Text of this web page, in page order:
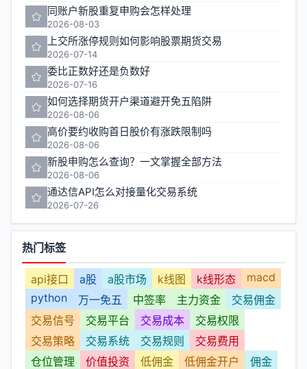
同账户新股重复申购会怎样处理
2026-08-03
上交所涨停规则如何影响股票期货交易
2026-07-14
委比正数好还是负数好
2026-07-16
如何选择期货开户渠道避开免五陷阱
2026-08-06
高价要约收购首日股价有涨跌限制吗
2026-08-06
新股申购怎么查询？一文掌握全部方法
2026-08-06
通达信API怎么对接量化交易系统
2026-07-26
热门标签
api接口 a股 a股市场 k线图 k线形态
macd
python
万一免五 中签率 主力资金
交易佣金
交易信号
交易平台 交易成本
交易权限
交易策略
交易系统 交易规则
交易费用
仓位管理
价值投资 低佣金 低佣金开户
佣金